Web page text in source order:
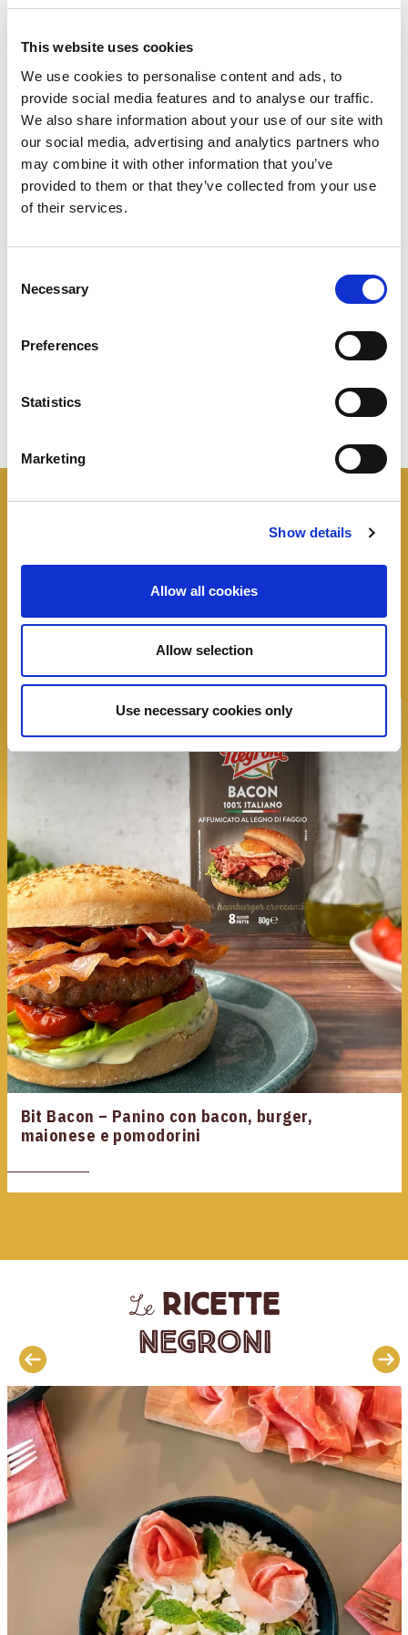
This website uses cookies
We use cookies to personalise content and ads, to
provide social media features and to analyse our traffic.
We also share information about your use of our site with
our social media, advertising and analytics partners who
may combine it with other information that you’ve
provided to them or that they’ve collected from your use
of their services.
Selection
Necessary
Preferences
Statistics
Marketing
Show details
Allow all cookies
Allow selection
Use necessary cookies only
protagonista di antipasti sfiziosi, utilizzate la
salsa di pomodori secchi per un panino semplice
come quello con ilProsciutto di San Daniele
D.O.P. Negroni.
Pesto di rucola
diventa un ingrediente ideale per questa stagione:
condimento di una
Insomma, con il pesto di rucola i vostri panini
Negroni
Tutte le idee, trucchi e segreti per rendere
speciale un panino
Bit Bacon – Panino con bacon, burger,
maionese e pomodorini
Lericette
Negroni